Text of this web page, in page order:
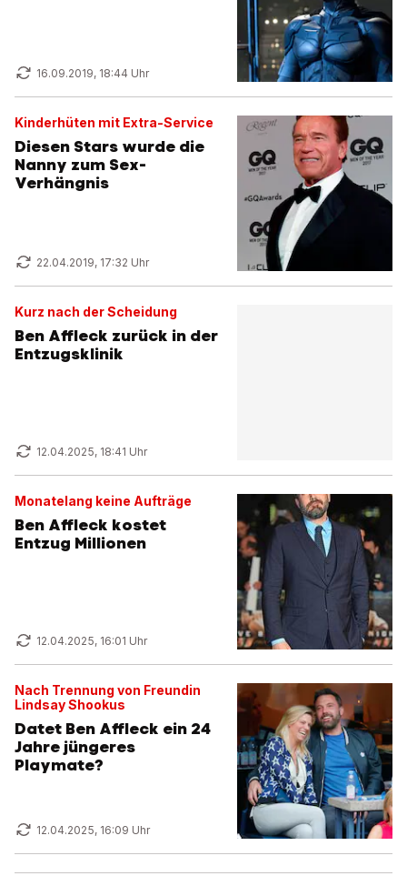
16.09.2019, 18:44 Uhr
Kinderhüten mit Extra-Service
Diesen Stars wurde die
Nanny zum Sex-
Verhängnis
22.04.2019, 17:32 Uhr
Kurz nach der Scheidung
Ben Affleck zurück in der
Entzugsklinik
12.04.2025, 18:41 Uhr
Monatelang keine Aufträge
Ben Affleck kostet
Entzug Millionen
12.04.2025, 16:01 Uhr
Nach Trennung von Freundin
Lindsay Shookus
Datet Ben Affleck ein 24
Jahre jüngeres
Playmate?
12.04.2025, 16:09 Uhr